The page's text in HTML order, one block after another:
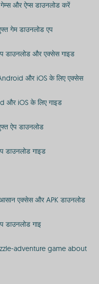
और ऐप्स डाउनलोड करें
गेम डाउनलोड एप
डाउनलोड और एक्सेस गाइड
और iOS के लिए एक्सेस
और iOS के लिए गाइड
ऐप डाउनलोड
डाउनलोड गाइड
एक्सेस और APK डाउनलोड
गाइ
adventure game about